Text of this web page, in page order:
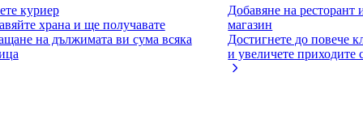
куриер
храна и ще получавате
на дължимата ви сума всяка
Добавяне на ресторант
магазин
Достигнете до повече
и увеличете приходите